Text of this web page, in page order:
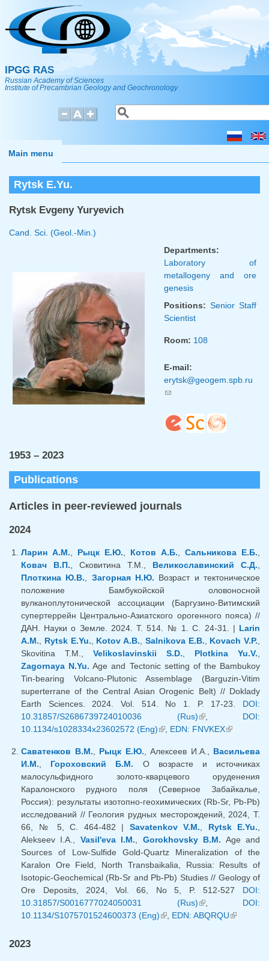
Skip to main content
IPGG RAS
Russian Academy of Sciences
Institute of Precambrian Geology and Geochronology
Search form
Search
Main menu
Rytsk E.Yu.
Rytsk Evgeny Yuryevich
Cand. Sci. (Geol.-Min.)
Departments:
Laboratory of
metallogeny and ore
genesis
Positions: Senior Staff
Scientist
Room: 108
E-mail:
erytsk@geogem.spb.ru
(link sends e-mail)
1953 – 2023
Publications
Articles in peer-reviewed journals
2024
Ларин А.М. Рыцк Е.Ю. Котов А.Б. Сальникова Е.Б.
Ковач В.П. , Сковитина Т.М., Великославинский С.Д.
Плоткина Ю.В.
Загорная Н.Ю. Возраст и тектоническое
положение Бамбукойской оловоносной
вулканоплутонической ассоциации (Баргузино-Витимский
супертеррейн Центрально-Азиатского орогенного пояса) //
ДАН. Науки о Земле. 2024. Т. 514. № 1. С. 24-31. | Larin
A.M.
Rytsk E.Yu. Kotov A.B. Salnikova E.B. Kovach V.P.
Skovitina T.M., Velikoslavinskii S.D. Plotkina Yu.V.
Zagornaya N.Yu. Age and Tectonic setting of the Bambukoy
Tin-bearing Volcano-Plutonic Assemblage (Barguzin-Vitim
superterrane of the Central Asian Orogenic Belt) // Doklady
Earth Sciences. 2024. Vol. 514. No 1. P. 17-23. DOI:
10.31857/S2686739724010036 (Rus)(link is external)
, DOI:
10.1134/s1028334x23602572 (Eng)(link is external)
EDN: FNVKEX(link is
Саватенков В.М.
Рыцк Е.Ю. , Алексеев И.А., Васильева
И.М.
Гороховский Б.М. О возрасте и источниках
малосульфидного золото-кварцевого оруденения
Каралонского рудного поля (Северное Забайкалье,
Россия): результаты изотопно-геохимических (Rb-Sr, Pb-Pb)
исследований // Геология рудных месторождений, 2024, Т.
66, № 5, С. 464-482 | Savatenkov V.M. Rytsk E.Yu.
Alekseev I.A., Vasil'eva I.M. Gorokhovsky B.M. Age and
Sources of Low-Sulfide Gold-Quartz Mineralization of the
Karalon Ore Field, North Transbaikalia, Russia: Results of
Isotopic-Geochemical (Rb-Sr and Pb-Pb) Studies // Geology of
Ore Deposits, 2024, Vol. 66, No 5, P. 512-527 DOI:
10.31857/S0016777024050031 (Rus)(link is external)
, DOI:
10.1134/S1075701524600373 (Eng)(link is external)
EDN: ABQRQU(link is
2023